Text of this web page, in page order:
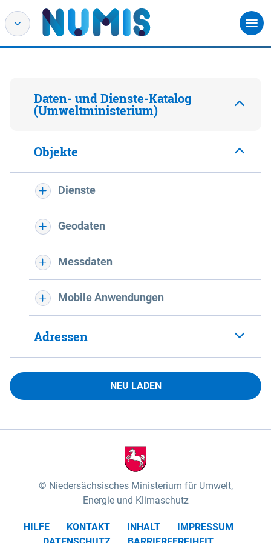
Daten- und Dienste-Katalog
(Umweltministerium)
Objekte
Dienste
Geodaten
Messdaten
Mobile Anwendungen
Adressen
NEU LADEN
Niedersächsisches Ministerium für Umwelt,
Energie und Klimaschutz
HILFE KONTAKT INHALT
IMPRESSUM